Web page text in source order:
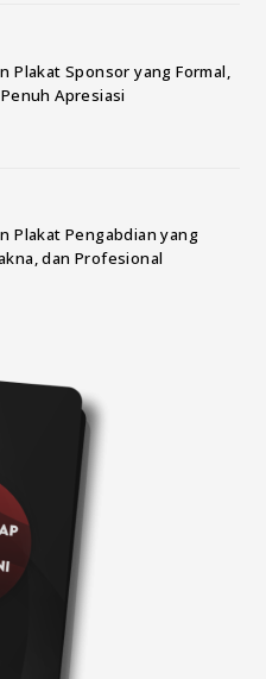
Plakat Sponsor yang Formal,
Apresiasi
Plakat Pengabdian yang
dan Profesional